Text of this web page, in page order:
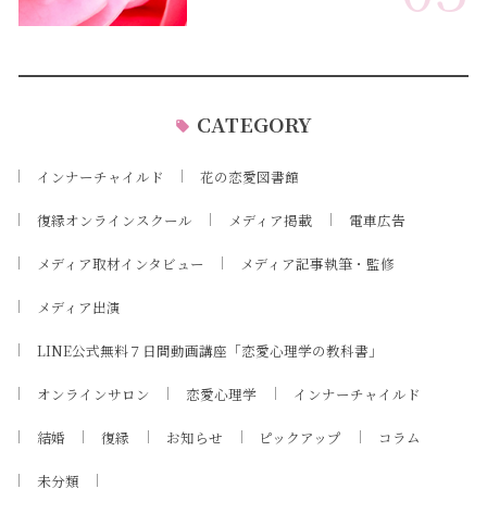
CATEGORY
インナーチャイルド 花の恋愛図書館
復縁オンラインスクール メディア掲載 電車広告
メディア取材インタビュー メディア記事執筆・監修
メディア出演
LINE公式無料７日間動画講座「恋愛心理学の教科書」
オンラインサロン 恋愛心理学 インナーチャイルド
結婚 復縁 お知らせ ピックアップ コラム
未分類